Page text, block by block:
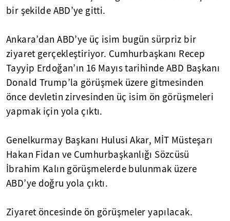
bir şekilde ABD’ye gitti.
Ankara’dan ABD’ye üç isim bugün sürpriz bir
ziyaret gerçekleştiriyor. Cumhurbaşkanı Recep
Tayyip Erdoğan’ın 16 Mayıs tarihinde ABD Başkanı
Donald Trump’la görüşmek üzere gitmesinden
önce devletin zirvesinden üç isim ön görüşmeleri
yapmak için yola çıktı.
Genelkurmay Başkanı Hulusi Akar, MİT Müsteşarı
Hakan Fidan ve Cumhurbaşkanlığı Sözcüsü
İbrahim Kalın görüşmelerde bulunmak üzere
ABD’ye doğru yola çıktı.
Ziyaret öncesinde ön görüşmeler yapılacak.